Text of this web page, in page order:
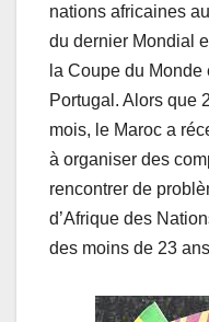
nations africaines
du dernier Mondial
la Coupe du Monde
Portugal. Alors que
mois, le Maroc a
à organiser des
rencontrer de
d’Afrique des
des moins de 23